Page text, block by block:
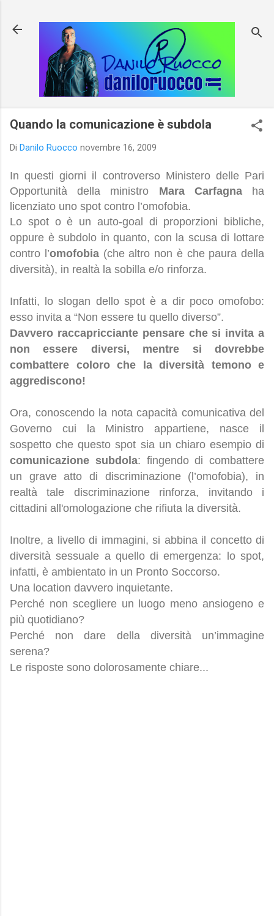
Quando la comunicazione è subdola
Di Danilo Ruocco novembre 16, 2009
In questi giorni il controverso Ministero delle Pari
Opportunità della ministro Mara Carfagnaha
licenziato uno spot contro l’omofobia.
Lo spot o è un auto-goal di proporzioni bibliche,
oppure è subdolo in quanto, con la scusa di lottare
contro l’omofobia(che altro non è che paura della
diversità), in realtà la sobilla e/o rinforza.
Infatti, lo slogan dello spot è a dir poco omofobo:
esso invita a “Non essere tu quello diverso”.
Davvero raccapricciante pensare che si invita a
non essere diversi, mentre si dovrebbe
combattere coloro che la diversità temono e
aggrediscono!
Ora, conoscendo la nota capacità comunicativa del
Governo cui la Ministro appartiene, nasce il
sospetto che questo spot sia un chiaro esempio di
comunicazione subdola: fingendo di combattere
un grave atto di discriminazione (l’omofobia), in
realtà tale discriminazione rinforza, invitando i
cittadini all'omologazione che rifiuta la diversità.
Inoltre, a livello di immagini, si abbina il concetto di
diversità sessuale a quello di emergenza: lo spot,
infatti, è ambientato in un Pronto Soccorso.
Una location davvero inquietante.
Perché non scegliere un luogo meno ansiogeno e
più quotidiano?
Perché non dare della diversità un’immagine
serena?
Le risposte sono dolorosamente chiare...